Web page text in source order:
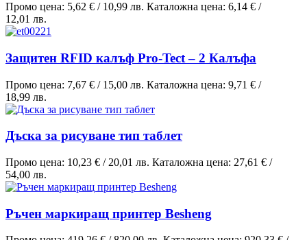
Промо цена: 5,62 € / 10,99 лв. Каталожна цена: 6,14 € /
12,01 лв.
Защитен RFID калъф Pro-Tect – 2 Калъфа
Промо цена: 7,67 € / 15,00 лв. Каталожна цена: 9,71 € /
18,99 лв.
Дъска за рисуване тип таблет
Промо цена: 10,23 € / 20,01 лв. Каталожна цена: 27,61 € /
54,00 лв.
Ръчен маркиращ принтер Besheng